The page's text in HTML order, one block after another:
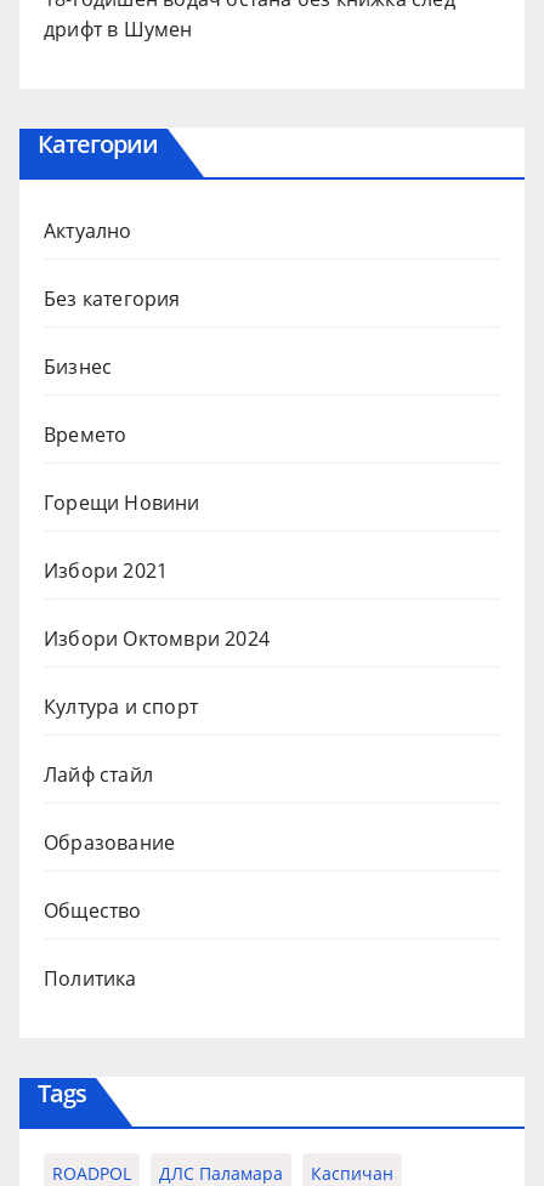
дрифт в Шумен
Категории
Актуално
Без категория
Бизнес
Времето
Горещи Новини
Избори 2021
Избори Октомври 2024
Култура и спорт
Лайф стайл
Образование
Общество
Политика
Tags
ROADPOL ДЛС Паламара Каспичан